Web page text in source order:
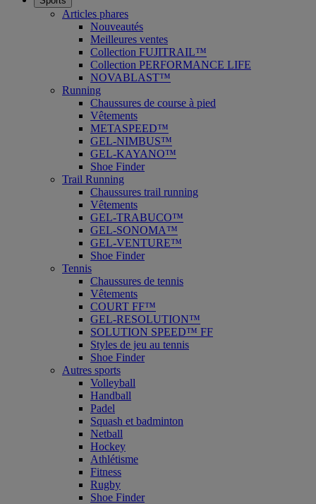
Articles phares
Nouveautés
Meilleures ventes
Collection FUJITRAIL™
Collection PERFORMANCE LIFE
NOVABLAST™
Running
Chaussures de course à pied
Vêtements
METASPEED™
GEL-NIMBUS™
GEL-KAYANO™
Shoe Finder
Trail Running
Chaussures trail running
Vêtements
GEL-TRABUCO™
GEL-SONOMA™
GEL-VENTURE™
Shoe Finder
Tennis
Chaussures de tennis
Vêtements
COURT FF™
GEL-RESOLUTION™
SOLUTION SPEED™ FF
Styles de jeu au tennis
Shoe Finder
Autres sports
Volleyball
Handball
Padel
Squash et badminton
Netball
Hockey
Athlétisme
Fitness
Rugby
Shoe Finder